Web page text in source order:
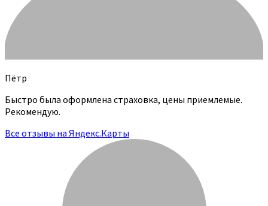
Пётр
Быстро была оформлена страховка, цены приемлемые.
Рекомендую.
Все отзывы на Яндекс.Карты